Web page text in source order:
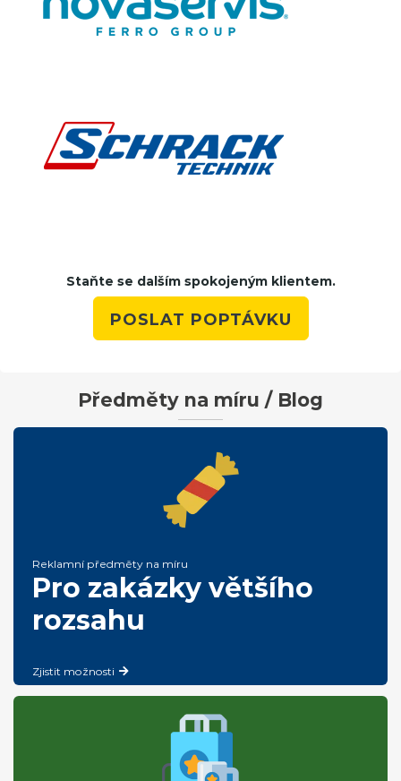
Staňte se dalším spokojeným klientem.
POSLAT POPTÁVKU
Předměty na míru / Blog
Reklamní předměty na míru
Pro zakázky většího
rozsahu
Zjistit možnosti